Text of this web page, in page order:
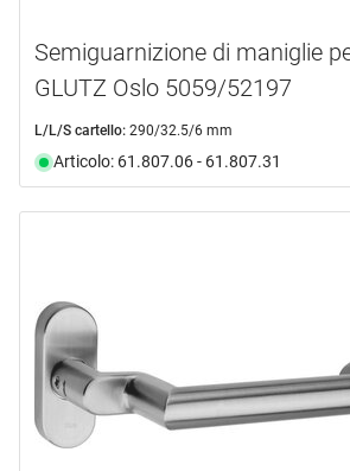
Semiguarnizione di maniglie
GLUTZ Oslo 5059/52197
L/L/S cartello: 290/32.5/6 mm
Articolo: 61.807.06 - 61.807.31